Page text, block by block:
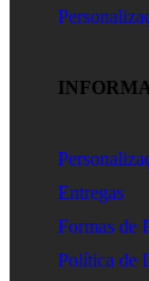
Entregas
Formas de
Política de